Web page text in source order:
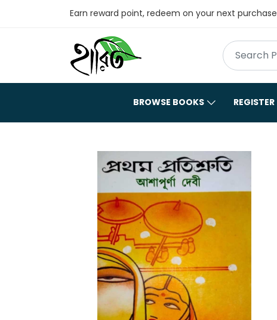
Earn reward point, redeem on your next purchase
BROWSE BOOKS REGISTER